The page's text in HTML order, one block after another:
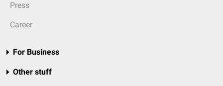
Press
Career
For Business
Other stuff